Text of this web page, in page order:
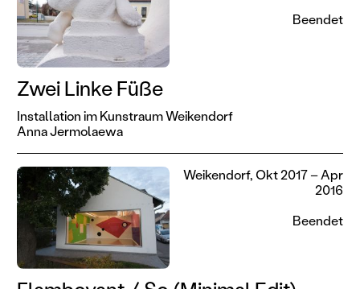
Zwei Linke Füße
Installation im Kunstraum Weikendorf
Anna Jermolaewa
Beendet
Weikendorf, Okt 2017 – Apr
2016
Beendet